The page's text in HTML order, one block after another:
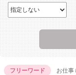
フリーワード お仕事